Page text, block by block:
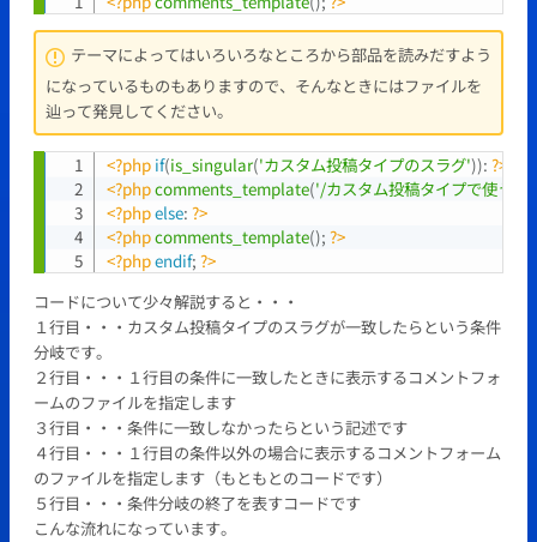
テーマによってはいろいろなところから部品を読みだすよう
になっているものもありますので、そんなときにはファイルを
辿って発見してください。
<?php if(is_singular('カスタム投稿タイプのスラグ')): ?>
<?phpcomments_template('/カスタム投稿タイプで使う
<?phpelse: ?>
<?phpcomments_template(); ?>
<?phpendif; ?>
Copy
コードについて少々解説すると・・・
１行目・・・カスタム投稿タイプのスラグが一致したらという条件
分岐です。
２行目・・・１行目の条件に一致したときに表示するコメントフォ
ームのファイルを指定します
３行目・・・条件に一致しなかったらという記述です
４行目・・・１行目の条件以外の場合に表示するコメントフォーム
のファイルを指定します（もともとのコードです）
５行目・・・条件分岐の終了を表すコードです
こんな流れになっています。